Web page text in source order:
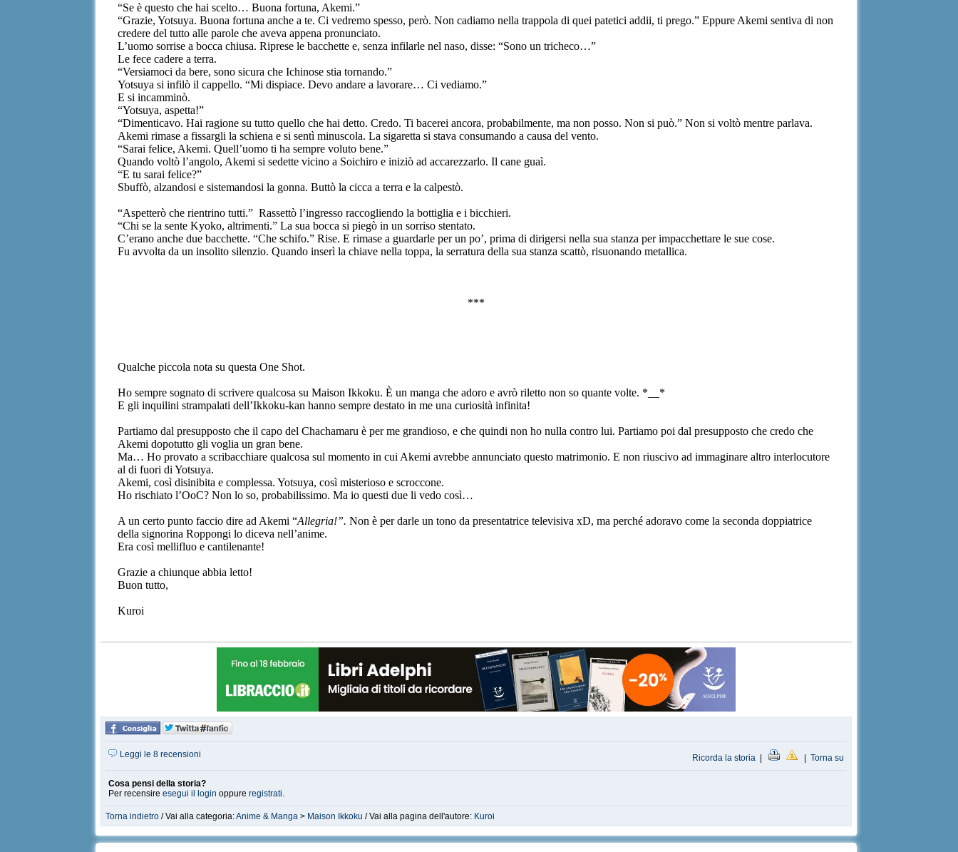
“Se è questo che hai scelto… Buona fortuna, Akemi.”
“Grazie, Yotsuya. Buona fortuna anche a te. Ci vedremo spesso, però. Non cadiamo nella trappola di quei patetici addii, ti prego.” Eppure Akemi sentiva di non
credere del tutto alle parole che aveva appena pronunciato.
L’uomo sorrise a bocca chiusa. Riprese le bacchette e, senza infilarle nel naso, disse: “Sono un tricheco…”
Le fece cadere a terra.
“Versiamoci da bere, sono sicura che Ichinose stia tornando.”
Yotsuya si infilò il cappello. “Mi dispiace. Devo andare a lavorare… Ci vediamo.”
E si incamminò.
“Yotsuya, aspetta!”
“Dimenticavo. Hai ragione su tutto quello che hai detto. Credo. Ti bacerei ancora, probabilmente, ma non posso. Non si può.” Non si voltò mentre parlava.
Akemi rimase a fissargli la schiena e si sentì minuscola. La sigaretta si stava consumando a causa del vento.
“Sarai felice, Akemi. Quell’uomo ti ha sempre voluto bene.”
Quando voltò l’angolo, Akemi si sedette vicino a Soichiro e iniziò ad accarezzarlo. Il cane guaì.
“E tu sarai felice?”
Sbuffò, alzandosi e sistemandosi la gonna. Buttò la cicca a terra e la calpestò.
“Aspetterò che rientrino tutti.” Rassettò l’ingresso raccogliendo la bottiglia e i bicchieri.
“Chi se la sente Kyoko, altrimenti.” La sua bocca si piegò in un sorriso stentato.
C’erano anche due bacchette. “Che schifo.” Rise. E rimase a guardarle per un po’, prima di dirigersi nella sua stanza per impacchettare le sue cose.
Fu avvolta da un insolito silenzio. Quando inserì la chiave nella toppa, la serratura della sua stanza scattò, risuonando metallica.
***
Qualche piccola nota su questa One Shot.
Ho sempre sognato di scrivere qualcosa su Maison Ikkoku. È un manga che adoro e avrò riletto non so quante volte. *__*
E gli inquilini strampalati dell’Ikkoku-kan hanno sempre destato in me una curiosità infinita!
Partiamo dal presupposto che il capo del Chachamaru è per me grandioso, e che quindi non ho nulla contro lui. Partiamo poi dal presupposto che credo che
Akemi dopotutto gli voglia un gran bene.
Ma… Ho provato a scribacchiare qualcosa sul momento in cui Akemi avrebbe annunciato questo matrimonio. E non riuscivo ad immaginare altro interlocutore
al di fuori di Yotsuya.
Akemi, così disinibita e complessa. Yotsuya, così misterioso e scroccone.
Ho rischiato l’OoC? Non lo so, probabilissimo. Ma io questi due li vedo così…
A un certo punto faccio dire ad Akemi “Allegria!”.Non è per darle un tono da presentatrice televisiva xD, ma perché adoravo come la seconda doppiatrice
della signorina Roppongi lo diceva nell’anime.
Era così mellifluo e cantilenante!
Grazie a chiunque abbia letto!
Buon tutto,
Kuroi
Leggi le 8 recensioni Ricorda la storia | |Torna su
Cosa pensi della storia?
Per recensireesegui il login oppureregistrati.
Torna indietro / Vai alla categoria:Anime & Manga > Maison Ikkoku / Vai alla pagina dell'autore: Kuroi